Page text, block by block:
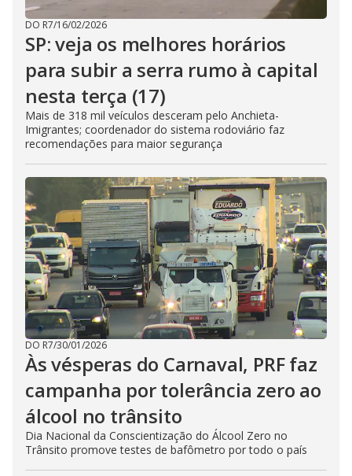
DO R7/16/02/2026
SP: veja os melhores horários
para subir a serra rumo à capital
nesta terça (17)
Mais de 318 mil veículos desceram pelo Anchieta-
Imigrantes; coordenador do sistema rodoviário faz
recomendações para maior segurança
DO R7/30/01/2026
Às vésperas do Carnaval, PRF faz
campanha por tolerância zero ao
álcool no trânsito
Dia Nacional da Conscientização do Álcool Zero no
Trânsito promove testes de bafômetro por todo o país